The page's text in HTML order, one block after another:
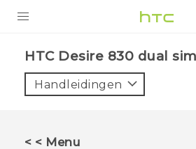
VIVE
HTC Desire 830 dual sim‎
Handleidingen
< < Menu